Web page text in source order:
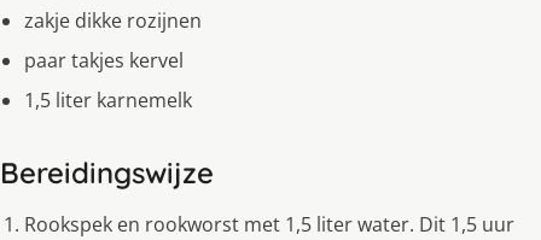
zakje dikke rozijnen
paar takjes kervel
1,5 liter karnemelk
Bereidingswijze
Rookspek en rookworst met 1,5 liter water. Dit 1,5 uur